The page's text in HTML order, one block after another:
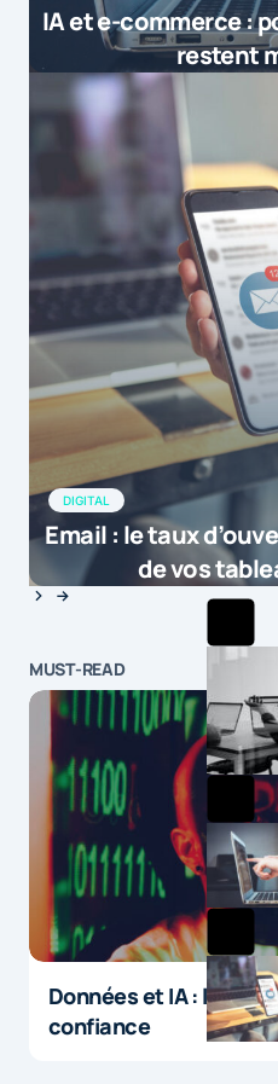
IA et e-commerce :
restent
DIGITAL
Email : le taux
de vos
MUST-READ
Données et IA : le
confiance